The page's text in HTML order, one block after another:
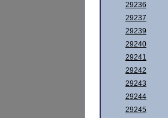
29236
29237
29239
29240
29241
29242
29243
29244
29245